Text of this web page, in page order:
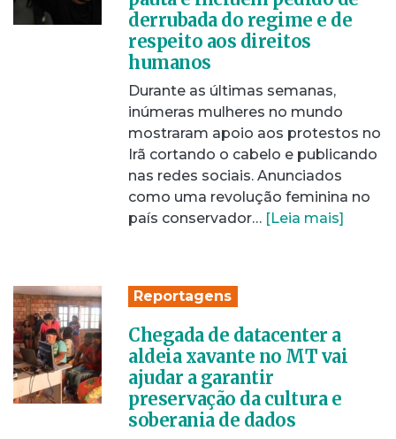
derrubada do regime e de
respeito aos direitos
humanos
Durante as últimas semanas,
inúmeras mulheres no mundo
mostraram apoio aos protestos no
Irã cortando o cabelo e publicando
nas redes sociais. Anunciados
como uma revolução feminina no
país conservador… [Leia mais]
Reportagens
Chegada de datacenter a
aldeia xavante no MT vai
ajudar a garantir
preservação da cultura e
soberania de dados